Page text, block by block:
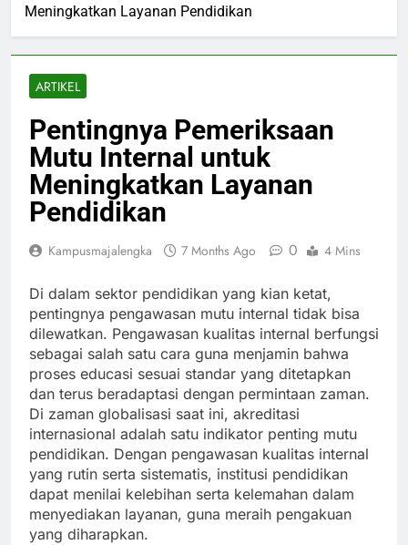
Meningkatkan Layanan Pendidikan
ARTIKEL
Pentingnya Pemeriksaan
Mutu Internal untuk
Meningkatkan Layanan
Pendidikan
Kampusmajalengka 7 Months Ago 0 4 Mins
Di dalam sektor pendidikan yang kian ketat,
pentingnya pengawasan mutu internal tidak bisa
dilewatkan. Pengawasan kualitas internal berfungsi
sebagai salah satu cara guna menjamin bahwa
proses educasi sesuai standar yang ditetapkan
dan terus beradaptasi dengan permintaan zaman.
Di zaman globalisasi saat ini, akreditasi
internasional adalah satu indikator penting mutu
pendidikan. Dengan pengawasan kualitas internal
yang rutin serta sistematis, institusi pendidikan
dapat menilai kelebihan serta kelemahan dalam
menyediakan layanan, guna meraih pengakuan
yang diharapkan.